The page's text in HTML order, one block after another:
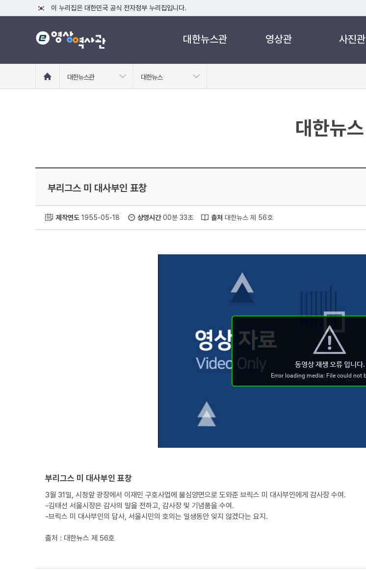
이 누리집은 대한민국 공식 전자정부 누리집입니다.
공식 누리집 주소 확인하기
go.kr 주소를 사용하는 누리집은 대한민국 정부기관이 관리하는 누리집입니다.
대한뉴스관 영상관 사진관
로
대한뉴스관 대한뉴스
대한뉴스
부리그스 미 대사부인 표창
제작연도 1955-05-18 상영시간00분 33초 출처 대한뉴스 제 56호
부리그스 미 대사부인 표창
3월 31일, 시청앞 광장에서 이재민 구호사업에 물심양면으로 도와준 브릭스 미 대사부인에게 감사장 수여.
-김태선 서울시장은 감사의 말을 전하고, 감사장 및 기념품을 수여.
-브릭스 미 대사부인의 답사, 서울시민의 호의는 일생동안 잊지 않겠다는 요지.
출처 : 대한뉴스 제 56호